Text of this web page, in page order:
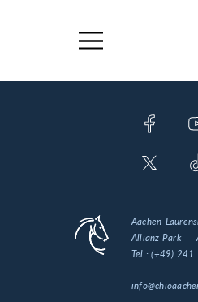
Aachen-
Allianz Park
Tel.:(+49) 241